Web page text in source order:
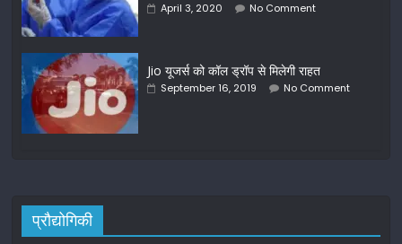
April 3, 2020 No Comment
Jio यूजर्स को कॉल ड्रॉप से मिलेगी राहत
September 16, 2019 No Comment
प्रौद्योगिकी